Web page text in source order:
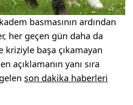
basmasının ardından
her geçen gün daha da
kriziyle başa çıkamayan
açıklamanın yanı sıra
son dakika haberleri